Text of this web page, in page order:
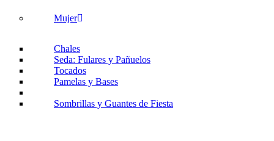
Mujer
Chales
Seda: Fulares y Pañuelos
Tocados
Pamelas y Bases
Sombrillas y Guantes de Fiesta